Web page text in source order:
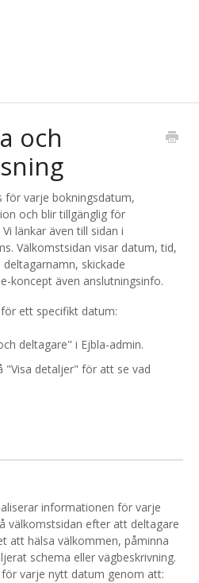
och
för varje bokningsdatum,
och blir tillgänglig för
länkar även till sidan i
Välkomstsidan visar datum, tid,
skickade
koncept även anslutningsinfo.
ett specifikt datum:
deltagare" i Ejbla-admin.
"Visa detaljer" för att se vad
informationen för varje
välkomstsidan efter att deltagare
att hälsa välkommen, påminna
schema eller vägbeskrivning.
varje nytt datum genom att: